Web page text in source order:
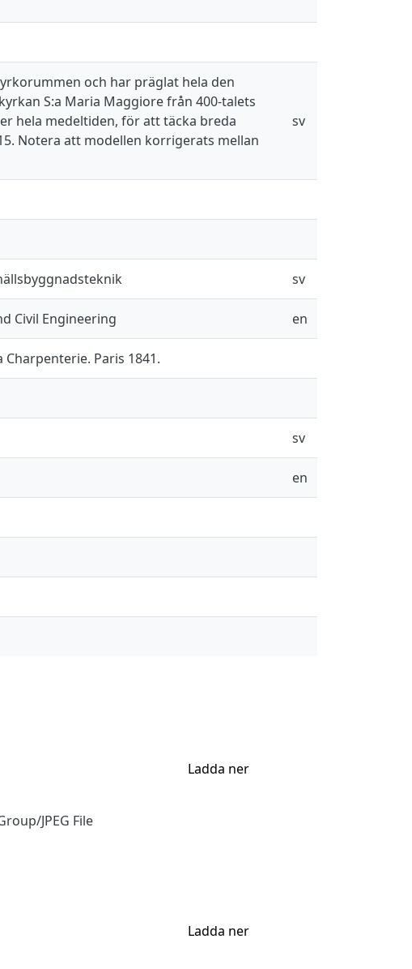
och har präglat hela den
S:a Maria Maggiore från 400-talets
hela medeltiden, för att täcka breda
Notera att modellen korrigerats mellan
sv
sv
Civil Engineering en
Charpenterie. Paris 1841.
sv
en
JPEG File
Ladda ner
Ladda ner